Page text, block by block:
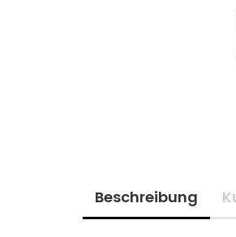
Beschreibung